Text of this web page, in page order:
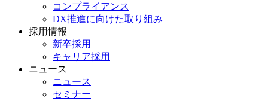
コンプライアンス
DX推進に向けた取り組み
採用情報
新卒採用
キャリア採用
ニュース
ニュース
セミナー